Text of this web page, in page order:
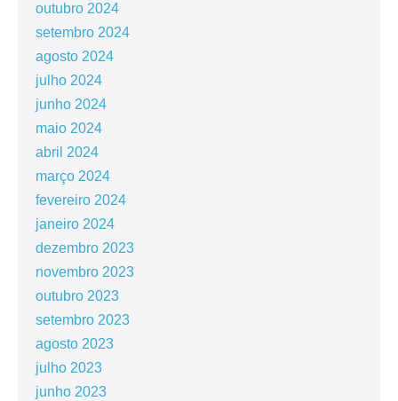
outubro 2024
setembro 2024
agosto 2024
julho 2024
junho 2024
maio 2024
abril 2024
março 2024
fevereiro 2024
janeiro 2024
dezembro 2023
novembro 2023
outubro 2023
setembro 2023
agosto 2023
julho 2023
junho 2023